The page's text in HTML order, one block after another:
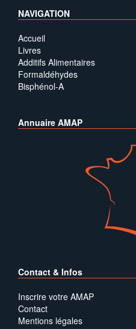
NAVIGATION
Accueil
Livres
Additifs Alimentaires
Formaldéhydes
Bisphénol-A
Annuaire AMAP
Contact & Infos
Inscrire votre AMAP
Contact
Mentions légales